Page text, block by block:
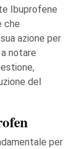
Ibuprofene
che
azione per
notare
del
per